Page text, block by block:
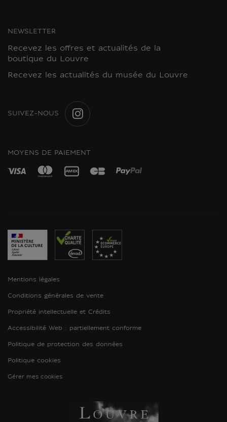
NEWSLETTER
Recevez les offres et actualités de la
boutique du Louvre
Recevez les actualités du musée du Louvre
SUIVEZ-NOUS
MOYENS DE PAIEMENT
Mentions légales
Conditions générales de vente
Propriété intellectuelle et Crédits
Accessibilité Web : partiellement conforme
Politique de protection des données
Politique cookies
Gérer mes cookies